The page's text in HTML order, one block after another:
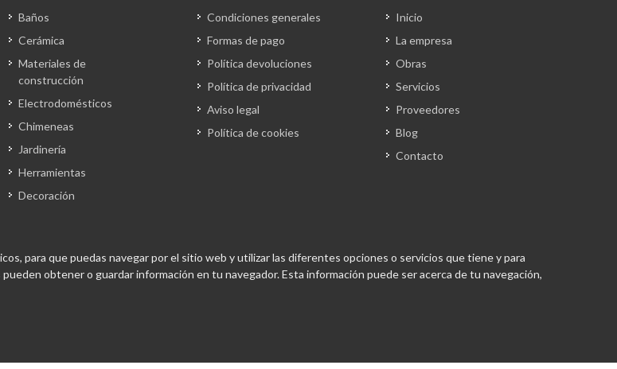
Baños
Cerámica
Materiales de
construcción
Electrodomésticos
Chimeneas
Jardinería
Herramientas
Decoración
Condiciones generales
Formas de pago
Política devoluciones
Política de privacidad
Aviso legal
Política de cookies
Inicio
La empresa
Obras
Servicios
Proveedores
Blog
Contacto
para que puedas navegar por el sitio web y utilizar las diferentes opciones o servicios que tiene y para
obtener o guardar información en tu navegador. Esta información puede ser acerca de tu navegación,